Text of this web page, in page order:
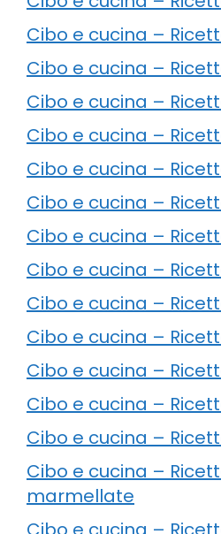
Cibo e cucina –
Cibo e cucina –
Cibo e cucina –
Cibo e cucina –
Cibo e cucina –
Cibo e cucina –
Cibo e cucina –
Cibo e cucina –
Cibo e cucina –
Cibo e cucina –
Cibo e cucina –
Cibo e cucina –
Cibo e cucina –
Cibo e cucina –
marmellate